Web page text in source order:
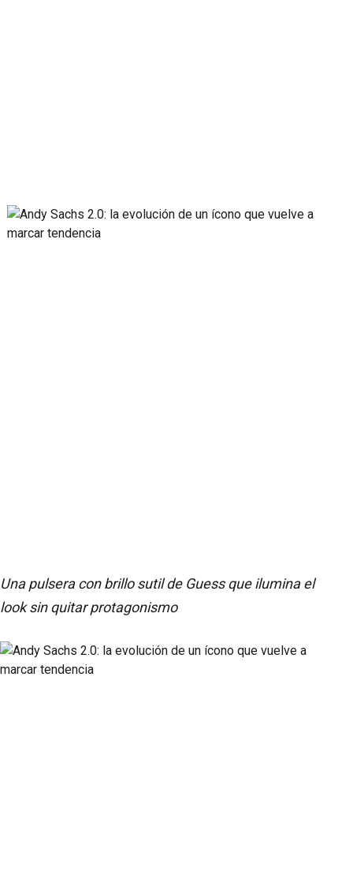
Una pulsera con brillo sutil de Guess que ilumina el
look sin quitar protagonismo